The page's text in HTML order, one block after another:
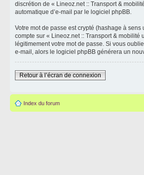
discrétion de « Lineoz.net :: Transport &
automatique d’e-mail par le logiciel phpBB.
Votre mot de passe est crypté (hashage à
compte sur « Lineoz.net :: Transport &
légitimement votre mot de passe. Si vous
e-mail, alors le logiciel phpBB générera un
Retour à l’écran de connexion
Index du forum